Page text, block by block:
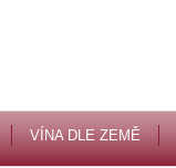
VÍNA DLE ZEMĚ